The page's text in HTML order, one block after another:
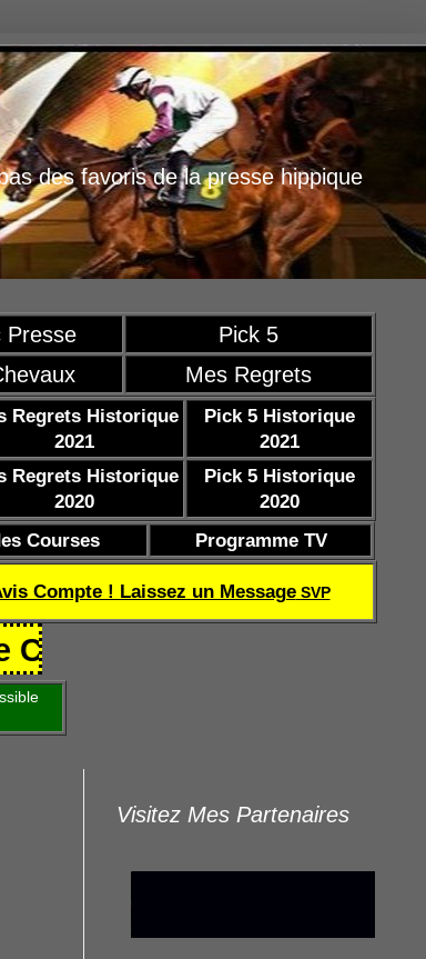
des favoris de la presse hippique
Presse
Pick 5
Mes Regrets
Regrets Historique
2021
Pick 5 Historique
2021
Regrets Historique
2020
Pick 5 Historique
2020
Courses Programme TV
Compte ! Laissez un MessageSVP
TQOQD 24
Visitez Mes Partenaires